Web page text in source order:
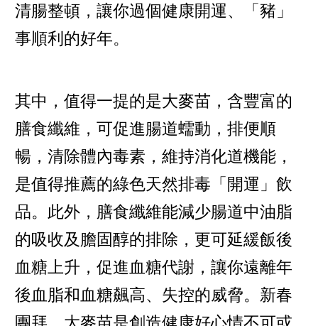
清腸整頓，讓你過個健康開運、「豬」
事順利的好年。
其中，值得一提的是大麥苗，含豐富的
膳食纖維，可促進腸道蠕動，排便順
暢，清除體內毒素，維持消化道機能，
是值得推薦的綠色天然排毒「開運」飲
品。此外，膳食纖維能減少腸道中油脂
的吸收及膽固醇的排除，更可延緩飯後
血糖上升，促進血糖代謝，讓你遠離年
後血脂和血糖飆高、失控的威脅。新春